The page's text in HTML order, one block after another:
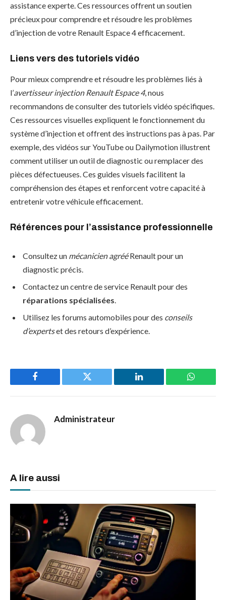
assistance experte. Ces ressources offrent un soutien
précieux pour comprendre et résoudre les problèmes
d’injection de votre Renault Espace 4 efficacement.
Liens vers des tutoriels vidéo
Pour mieux comprendre et résoudre les problèmes liés à
l’avertisseur injection Renault Espace 4, nous
recommandons de consulter des tutoriels vidéo spécifiques.
Ces ressources visuelles expliquent le fonctionnement du
système d’injection et offrent des instructions pas à pas. Par
exemple, des vidéos sur YouTube ou Dailymotion illustrent
comment utiliser un outil de diagnostic ou remplacer des
pièces défectueuses. Ces guides visuels facilitent la
compréhension des étapes et renforcent votre capacité à
entretenir votre véhicule efficacement.
Références pour l’assistance professionnelle
Consultez un mécanicien agrééRenault pour un
diagnostic précis.
Contactez un centre de service Renault pour des
réparations spécialisées
Utilisez les forums automobiles pour des conseils
d’expertset des retours d’expérience.
Facebook Twitter LinkedIn
Administrateur
A lire aussi